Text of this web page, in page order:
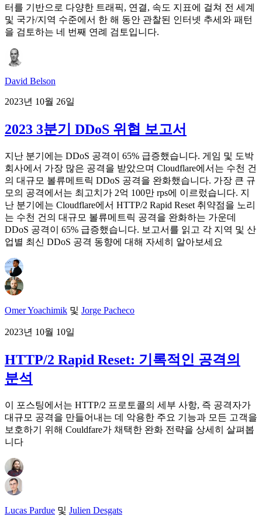
터를 기반으로 다양한 트래픽, 연결, 속도 지표에 걸쳐 전 세계
및 국가/지역 수준에서 한 해 동안 관찰된 인터넷 추세와 패턴
을 검토하는 네 번째 연례 검토입니다.
David Belson
2023년 10월 26일
2023 3분기 DDoS 위협 보고서
지난 분기에는 DDoS 공격이 65% 급증했습니다. 게임 및 도박
회사에서 가장 많은 공격을 받았으며 Cloudflare에서는 수천 건
의 대규모 볼류메트릭 DDoS 공격을 완화했습니다. 가장 큰 규
모의 공격에서는 최고치가 2억 100만 rps에 이르렀습니다. 지
난 분기에는 Cloudflare에서 HTTP/2 Rapid Reset 취약점을 노리
는 수천 건의 대규모 볼류메트릭 공격을 완화하는 가운데
DDoS 공격이 65% 급증했습니다. 보고서를 읽고 각 지역 및 산
업별 최신 DDoS 공격 동향에 대해 자세히 알아보세요
Omer Yoachimik 및 Jorge Pacheco
2023년 10월 10일
HTTP/2 Rapid Reset: 기록적인 공격의
분석
이 포스팅에서는 HTTP/2 프로토콜의 세부 사항, 즉 공격자가
대규모 공격을 만들어내는 데 악용한 주요 기능과 모든 고객을
보호하기 위해 Couldfare가 채택한 완화 전략을 상세히 살펴봅
니다
Lucas Pardue 및 Julien Desgats